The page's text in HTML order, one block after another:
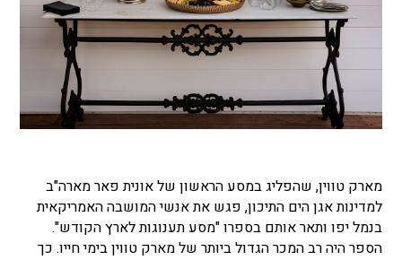
מארק טווין, שהפליג במסע הראשון של אונית פאר מארה"ב
למדינות אגן הים התיכון, פגש את אנשי המושבה האמריקאית
בנמל יפו ותאר אותם בספרו "מסע תענוגות לארץ הקודש".
הספר היה רב המכר הגדול ביותר של מארק טווין בימי חייו. כך